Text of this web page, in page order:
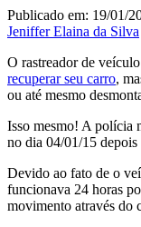
Publicado em: 19/01/
Jeniffer Elaina da Silva
O rastreador de
recuperar seu carro,
ou até mesmo
Isso mesmo! A polícia
no dia 04/01/15
Devido ao fato de o
funcionava 24 horas
movimento através do